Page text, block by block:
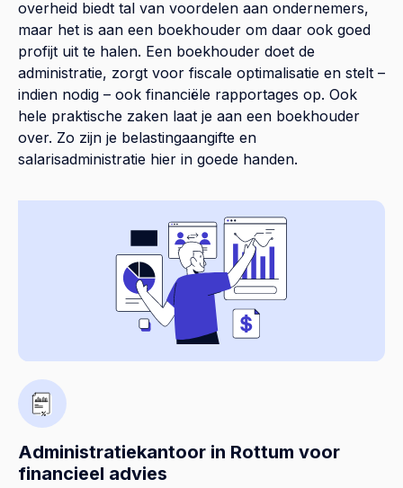
overheid biedt tal van voordelen aan ondernemers,
maar het is aan een boekhouder om daar ook goed
profijt uit te halen. Een boekhouder doet de
administratie, zorgt voor fiscale optimalisatie en stelt –
indien nodig – ook financiële rapportages op. Ook
hele praktische zaken laat je aan een boekhouder
over. Zo zijn je belastingaangifte en
salarisadministratie hier in goede handen.
Administratiekantoor in Rottum voor
financieel advies